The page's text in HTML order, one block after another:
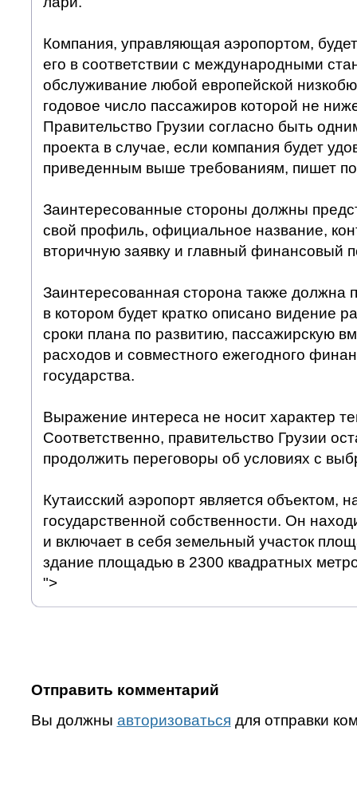
Компания, управляющая аэропортом,
его в соответствии с международными
обслуживание любой европейской
годовое число пассажиров которой не
Правительство Грузии согласно быть
проекта в случае, если компания будет
приведенным выше требованиям, пишет
Заинтересованные стороны должны
свой профиль, официальное название,
вторичную заявку и главный финансовый
Заинтересованная сторона также должна
в котором будет кратко описано видение
сроки плана по развитию, пассажирскую
расходов и совместного ежегодного
государства.
Выражение интереса не носит характер
Соответственно, правительство Грузии
продолжить переговоры об условиях с
Кутаисский аэропорт является объектом,
государственной собственности. Он
и включает в себя земельный участок
здание площадью в 2300 квадратных
">
Отправить комментарий
Вы должны авторизоваться для отправки